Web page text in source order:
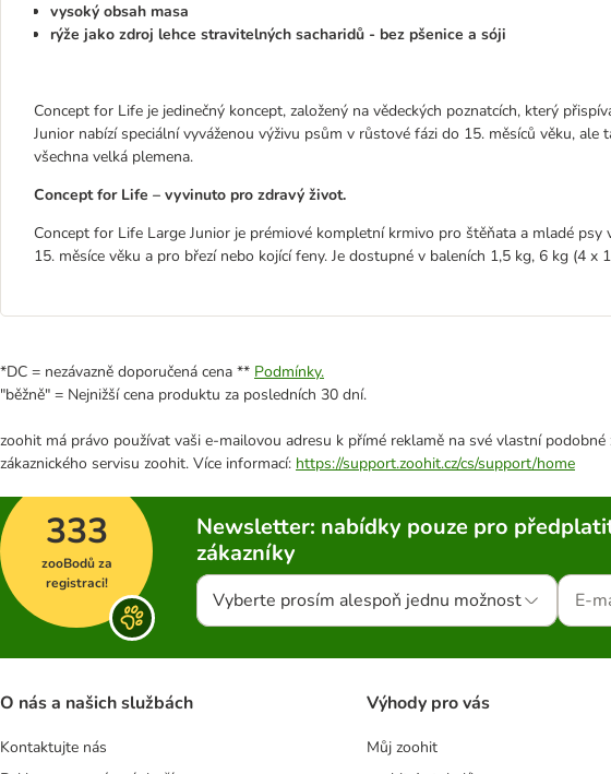
vysoký obsah masa
rýže jako zdroj lehce stravitelných sacharidů - bez pšenice a sóji
Concept for Life je jedinečný koncept, založený na vědeckých poznatcích, který
Junior nabízí speciální vyváženou výživu psům v růstové fázi do 15. měsíců věku, ale
všechna velká plemena.
Concept for Life – vyvinuto pro zdravý život.
Concept for Life Large Junior je prémiové kompletní krmivo pro štěňata a mladé
15. měsíce věku a pro březí nebo kojící feny. Je dostupné v baleních 1,5 kg, 6 kg (4 x
*DC = nezávazně doporučená cena ** Podmínky.
"běžně" = Nejnižší cena produktu za posledních 30 dní.
zoohit má právo používat vaši e-mailovou adresu k přímé reklamě na své vlastní
zákaznického servisu zoohit. Více informací: https://support.zoohit.cz/cs/support/home
333
zooBodů za
registraci!
Newsletter: nabídky pouze pro
zákazníky
Vyberte prosím alespoň jednu možnost
O nás a našich službách
Kontaktujte nás
Výhody pro vás
Můj zoohit